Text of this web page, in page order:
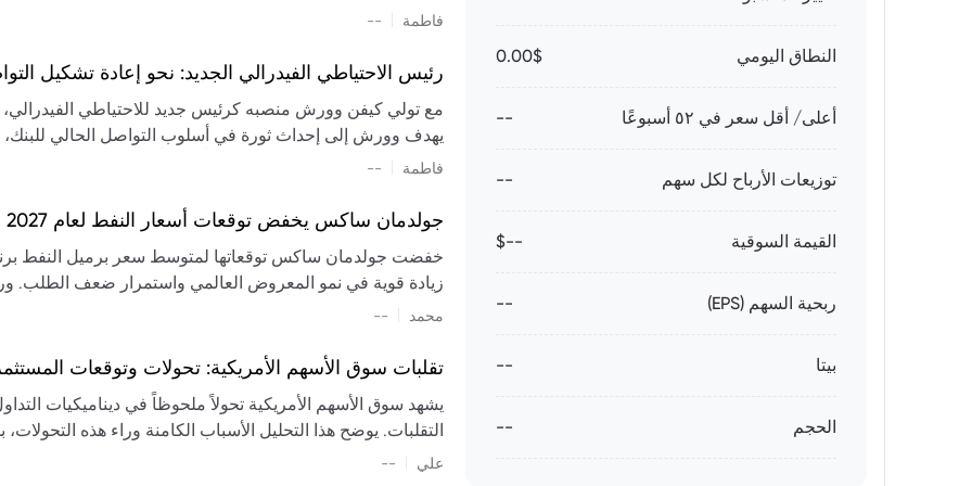
النطاق اليومي 0.00$
أعلى/ أقل سعر في ٥٢ أسبوعًا --
توزيعات الأرباح لكل سهم --
القيمة السوقية --$
ربحية السهم (EPS) --
بيتا --
الحجم --
تشكيل تقييم الصناعة، مع توقعات بارتفاع مستمر في الأسعار
فاطمة --
رئيس الاحتياطي الفيدرالي الجديد: نحو إعادة تشكيل
مع تولي كيفن وورش منصبه كرئيس جديد للاحتياطي الفيدرالي،
يهدف وورش إلى إحداث ثورة في أسلوب التواصل الحالي للبنك،
السياسة ويمنح البنك المركزي دوراً مبالغاً فيه. يسعى إلى
فاطمة --
جولدمان ساكس يخفض توقعات أسعار النفط لعام 2027 وسط تغيرات في العرض والطلب
زيادة قوية في نمو المعروض العالمي واستمرار ضعف الطلب.
العالمية في الربع الثاني
سابقًا. من المتوقع عودة صادرات دول الخليج إلى طبيعتها
عدم اليقين الجيوسياسي يمكن أن يؤدي إلى تقلبات سعرية
استمرار الاضطرابات، وسيناريوهات لانخفاض الأسعار في
إضافي.
محمد --
تقلبات سوق الأسهم الأمريكية: تحولات وتوقعات
يشهد سوق الأسهم الأمريكية تحولاً ملحوظاً في ديناميكيات
التقلبات. يوضح هذا التحليل الأسباب الكامنة وراء هذه
علي --